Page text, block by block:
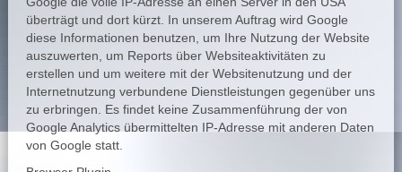
überträgt und dort kürzt. In unserem Auftrag wird Google
diese Informationen benutzen, um Ihre Nutzung der Website
auszuwerten, um Reports über Websiteaktivitäten zu
erstellen und um weitere mit der Websitenutzung und der
Internetnutzung verbundene Dienstleistungen gegenüber uns
zu erbringen. Es findet keine Zusammenführung der von
Google Analytics übermittelten IP-Adresse mit anderen Daten
von Google statt.